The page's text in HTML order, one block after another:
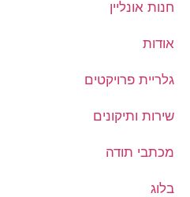
חנות אונליין
אודות
גלריית פרויקטים
שירות ותיקונים
מכתבי תודה
בלוג